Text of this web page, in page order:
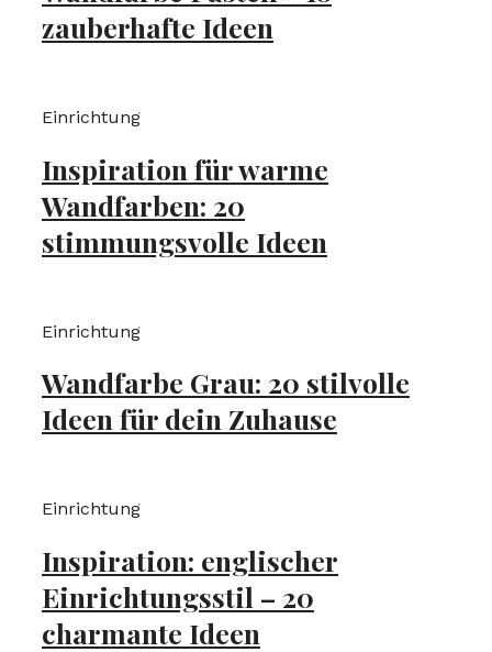
zauberhafte Ideen
Einrichtung
Inspiration für warme
Wandfarben: 20
stimmungsvolle Ideen
Einrichtung
Wandfarbe Grau: 20 stilvolle
Ideen für dein Zuhause
Einrichtung
Inspiration: englischer
Einrichtungsstil – 20
charmante Ideen